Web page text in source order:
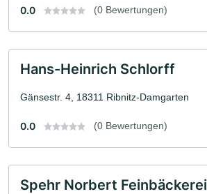
0.0 (0 Bewertungen)
Hans-Heinrich Schlorff
Gänsestr. 4, 18311 Ribnitz-Damgarten
0.0 (0 Bewertungen)
Spehr Norbert Feinbäckerei